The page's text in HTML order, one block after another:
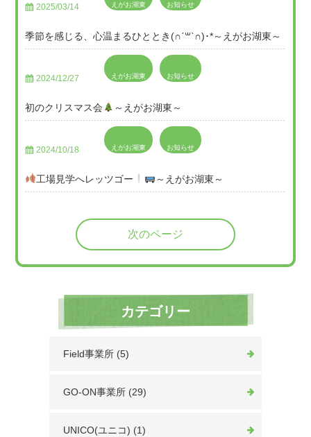
2025/03/14 えがお湖東 お知らせ
季節を感じる、心温まるひととき(∩ˊ꒳​ˋ∩)･*～えがお湖東～
2024/12/27 えがお湖東 お知らせ
初のクリスマス会 ～えがお湖東～
2024/10/18 えがお湖東 お知らせ
工場見学へレッツゴー ～えがお湖東～
次のページ
カテゴリー
Field事業所 (5)
GO-ON事業所 (29)
UNICO(ユニコ) (1)